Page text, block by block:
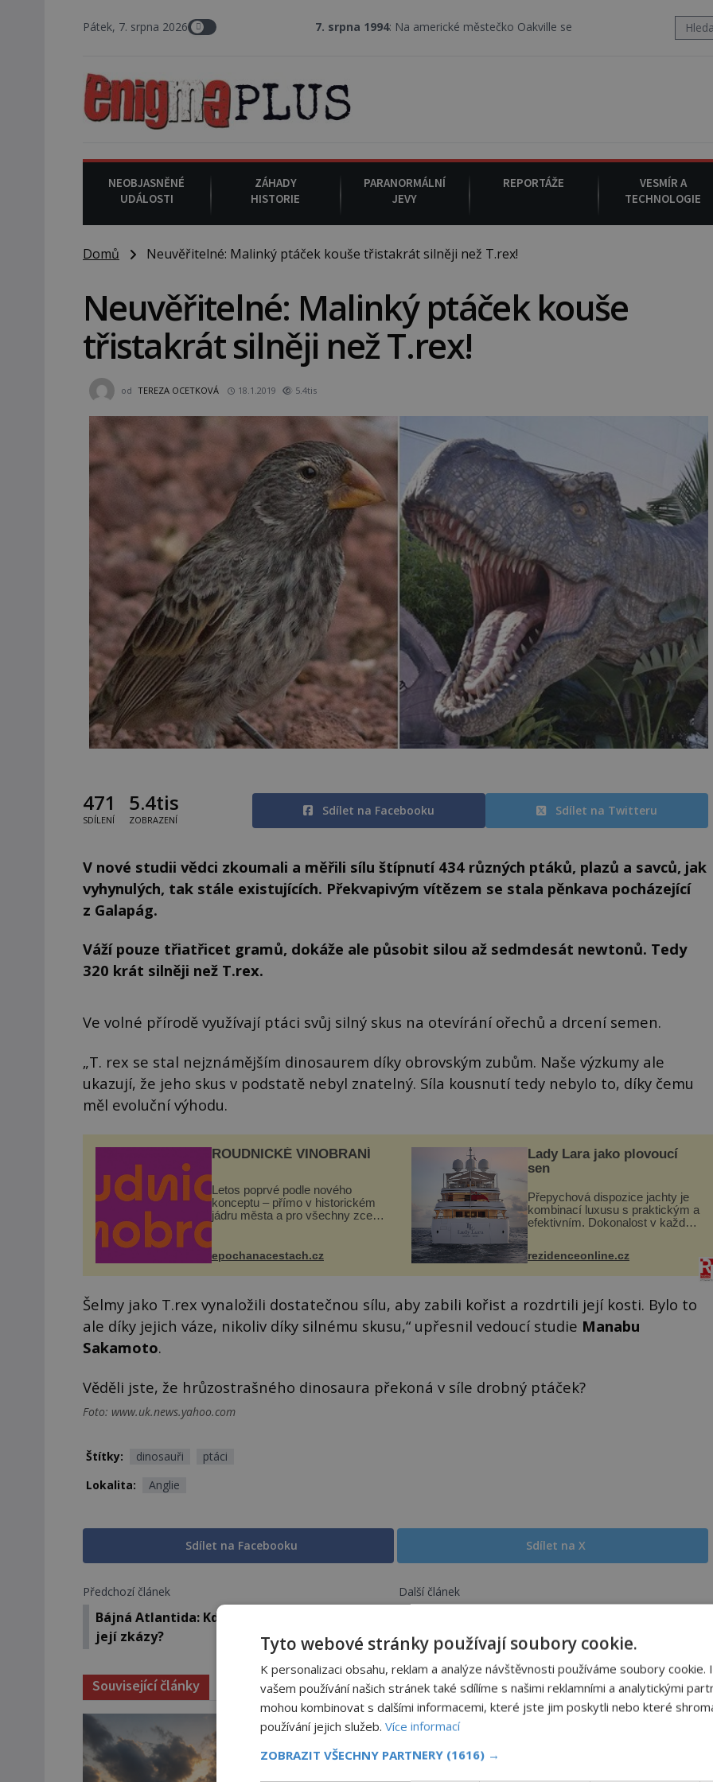
Pátek, 7. srpna 2026 7. srpna 1994: Na americké městečko Oakville se z nebe snáší podivná rosolovitá látka
NEOBJASNĚNÉ
UDÁLOSTI
ZÁHADY
HISTORIE
PARANORMÁLNÍ
JEVY
REPORTÁŽE
VESMÍR A
TECHNOLOGIE
Domů Neuvěřitelné: Malinký ptáček kouše třistakrát silněji než T.rex!
Neuvěřitelné: Malinký ptáček kouše
třistakrát silněji než T.rex!
od TEREZA OCETKOVÁ 18.1.2019 5.4tis
471
SDÍLENÍ
5.4tis
ZOBRAZENÍ
Sdílet na Facebooku Sdílet na Twitteru
V nové studii vědci zkoumali a měřili sílu štípnutí 434 různých ptáků, plazů a savců, jak
vyhynulých, tak stále existujících. Překvapivým vítězem se stala pěnkava pocházející
z Galapág.
Váží pouze třiatřicet gramů, dokáže ale působit silou až sedmdesát newtonů. Tedy
320 krát silněji než T.rex.
Ve volné přírodě využívají ptáci svůj silný skus na otevírání ořechů a drcení semen.
„T. rex se stal nejznámějším dinosaurem díky obrovským zubům. Naše výzkumy ale
ukazují, že jeho skus v podstatě nebyl znatelný. Síla kousnutí tedy nebylo to, díky čemu
měl evoluční výhodu.
ROUDNICKÉ VINOBRANÍ
Letos poprvé podle nového
konceptu – přímo v historickém
jádru města a pro všechny zcela
náměstí. Návštěvníci se mohou
těšit na víno, burčák, pes...
epochanacestach.cz
Lady Lara jako plovoucí
sen
Přepychová dispozice jachty je
kombinací luxusu s praktickým a
efektivním. Dokonalost v každém
paluby. Monacký přístav nabízí
každoročn...
rezidenceonline.cz
Šelmy jako T.rex vynaložili dostatečnou sílu, aby zabili kořist a rozdrtili její kosti. Bylo to
ale díky jejich váze, nikoliv díky silnému skusu,“ upřesnil vedoucí studie Manabu
Sakamoto.
Věděli jste, že hrůzostrašného dinosaura překoná v síle drobný ptáček?
Foto: www.uk.news.yahoo.com
Štítky: dinosauři
ptáci
Lokalita:
Anglie
Sdílet na Facebooku Sdílet na X
Předchozí článek
Bájná Atlantida: Kde ležela a co bylo příčinou
její zkázy?
Další článek
Související články
Strašidelná pláž Dumas: Je černý písek
Tyto webové stránky používají soubory cookie.
K personalizaci obsahu, reklam a analýze návštěvnosti používáme soubory cookie.
vašem používání našich stránek také sdílíme s našimi reklamními a analytickými
mohou kombinovat s dalšími informacemi, které jste jim poskytli nebo které
používání jejich služeb. Více informací
ZOBRAZIT VŠECHNY PARTNERY (1616) →